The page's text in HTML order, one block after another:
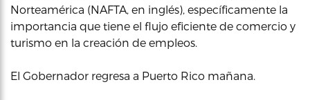
Norteamérica (NAFTA, en inglés), específicamente la
importancia que tiene el flujo eficiente de comercio y
turismo en la creación de empleos.
El Gobernador regresa a Puerto Rico mañana.